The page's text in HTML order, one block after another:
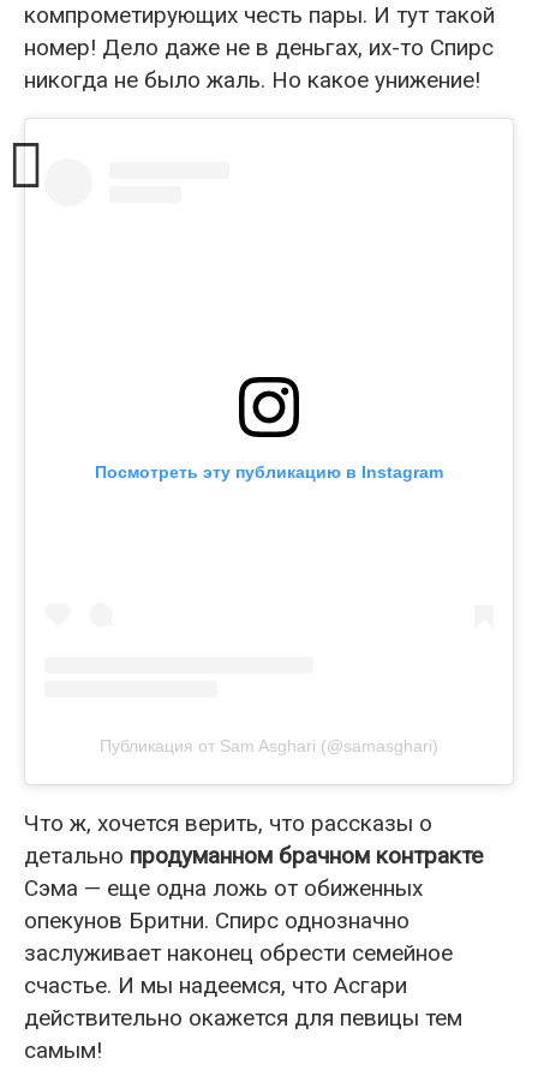
компрометирующих честь пары. И тут такой
номер! Дело даже не в деньгах, их-то Спирс
никогда не было жаль. Но какое унижение!
Посмотреть эту публикацию в Instagram
Публикация от Sam Asghari (@samasghari)
Что ж, хочется верить, что рассказы о
детально продуманном брачном контракте
Сэма — еще одна ложь от обиженных
опекунов Бритни. Спирс однозначно
заслуживает наконец обрести семейное
счастье. И мы надеемся, что Асгари
действительно окажется для певицы тем
самым!